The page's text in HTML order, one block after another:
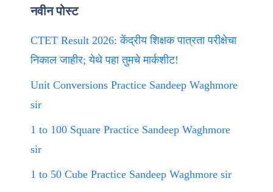
नवीन पोस्ट
CTET Result 2026: केंद्रीय शिक्षक पात्रता परीक्षेचा
निकाल जाहीर; येथे पहा तुमचे मार्कशीट!
Unit Conversions Practice Sandeep Waghmore
sir
1 to 100 Square Practice Sandeep Waghmore
sir
1 to 50 Cube Practice Sandeep Waghmore sir